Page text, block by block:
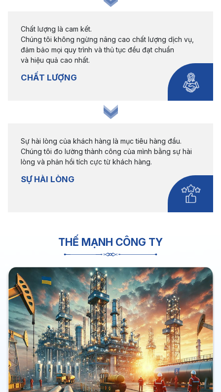
Chất lượng là cam kết.
Chúng tôi không ngừng nâng cao chất lượng dịch vụ,
đảm bảo mọi quy trình và thủ tục đều đạt chuẩn
và hiệu quả cao nhất.
CHẤT LƯỢNG
Sự hài lòng của khách hàng là mục tiêu hàng đầu.
Chúng tôi đo lường thành công của mình bằng sự hài
lòng và phản hồi tích cực từ khách hàng.
SỰ HÀI LÒNG
THẾ MẠNH CÔNG TY